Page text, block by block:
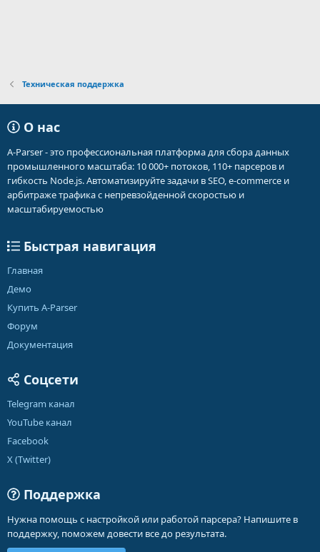
Техническая поддержка
О нас
A-Parser - это профессиональная платформа для сбора данных
промышленного масштаба: 10 000+ потоков, 110+ парсеров и
гибкость Node.js. Автоматизируйте задачи в SEO, e-commerce и
арбитраже трафика с непревзойденной скоростью и
масштабируемостью
Быстрая навигация
Главная
Демо
Купить A-Parser
Форум
Документация
Соцсети
Telegram канал
YouTube канал
Facebook
X (Twitter)
Поддержка
Нужна помощь с настройкой или работой парсера? Напишите в
поддержку, поможем довести все до результата.